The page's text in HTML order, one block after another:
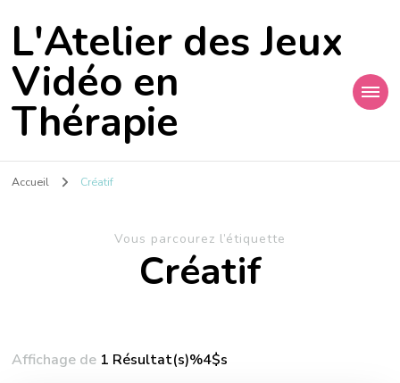
L'Atelier des Jeux
Vidéo en
Thérapie
Accueil Créatif
Vous parcourez l’étiquette
Créatif
Affichage de 1 Résultat(s)%4$s